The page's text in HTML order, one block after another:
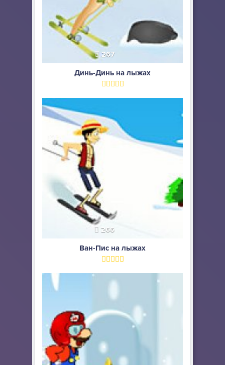
267
Динь-Динь на лыжах
266
Ван-Пис на лыжах